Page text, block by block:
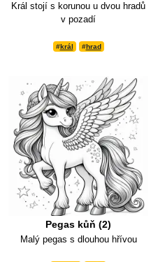
Král stojí s korunou u dvou hradů
v pozadí
#král #hrad
Pegas kůň (2)
Malý pegas s dlouhou hřívou